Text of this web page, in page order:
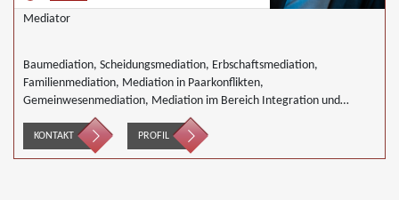
Mediator
Baumediation, Scheidungsmediation, Erbschaftsmediation,
Familienmediation, Mediation in Paarkonflikten,
Gemeinwesenmediation, Mediation im Bereich Integration und
Inklusion, Innerbetriebliche Mediation, Interkulturelle Mediation,
gewerblicher Rechtsschutz, Mediation von Generationskonflikten,
Mediation bei Gesellschafterkonflikten, Mediation von
KONTAKT PROFIL